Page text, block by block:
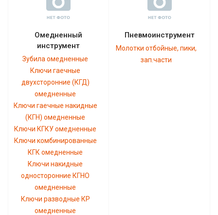
Омедненный
инструмент
Зубила омедненные
Ключи гаечные
двухсторонние (КГД)
омедненные
Ключи гаечные накидные
(КГН) омедненные
Ключи КГКУ омедненные
Ключи комбинированные
КГК омедненные
Ключи накидные
односторонние КГНО
омедненные
Ключи разводные КР
омедненные
Пневмоинструмент
Молотки отбойные, пики,
зап.части